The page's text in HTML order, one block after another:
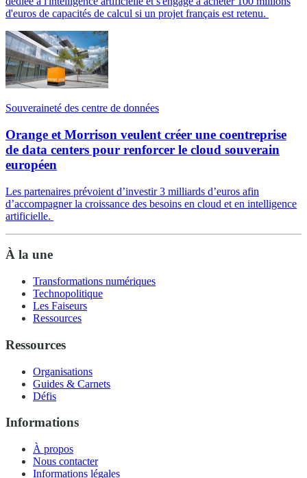
d'euros de capacités de calcul si un projet français est retenu.
Souveraineté des centre de données
Orange et Morrison veulent créer une coentreprise
de data centers pour renforcer le cloud souverain
européen
Les partenaires prévoient d’investir 3 milliards d’euros afin
d’accompagner la croissance des besoins en cloud et en intelligence
artificielle.
À la une
Transformations numériques
Technopolitique
Les Faiseurs
Ressources
Ressources
Organisations
Guides & Carnets
Défis
Informations
À propos
Nous contacter
Informations légales